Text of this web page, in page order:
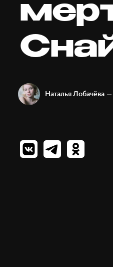
Наталья Лобачёва —